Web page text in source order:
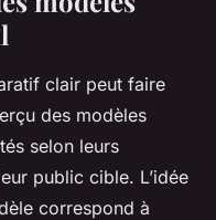
clair peut faire
des modèles
selon leurs
public cible. L’idée
correspond à